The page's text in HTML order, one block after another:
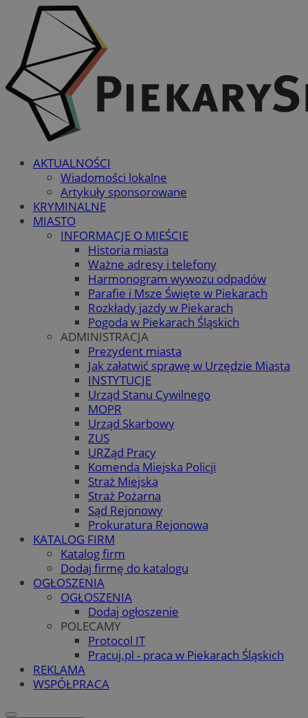
AKTUALNOŚCI
Wiadomości lokalne
Artykuły sponsorowane
KRYMINALNE
MIASTO
INFORMACJE O MIEŚCIE
Historia miasta
Ważne adresy i telefony
Harmonogram wywozu odpadów
Parafie i Msze Święte w Piekarach
Rozkłady jazdy w Piekarach
Pogoda w Piekarach Śląskich
ADMINISTRACJA
Prezydent miasta
Jak załatwić sprawę w Urzędzie Miasta
INSTYTUCJE
Urząd Stanu Cywilnego
MOPR
Urząd Skarbowy
ZUS
URZąd Pracy
Komenda Miejska Policji
Straż Miejska
Straż Pożarna
Sąd Rejonowy
Prokuratura Rejonowa
KATALOG FIRM
Katalog firm
Dodaj firmę do katalogu
OGŁOSZENIA
OGŁOSZENIA
Dodaj ogłoszenie
POLECAMY
Protocol IT
Pracuj.pl - praca w Piekarach Śląskich
REKLAMA
WSPÓŁPRACA